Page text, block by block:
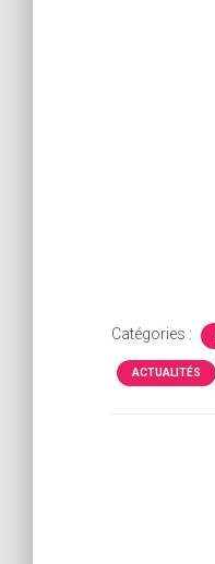
Catégories :
ACTUALITÉS